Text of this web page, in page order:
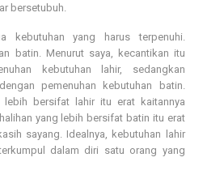
bersetubuh.
kebutuhan yang harus terpenuhi.
batin. Menurut saya, kecantikan itu
kebutuhan lahir, sedangkan
pemenuhan kebutuhan batin.
lebih bersifat lahir itu erat kaitannya
yang lebih bersifat batin itu erat
sayang. Idealnya, kebutuhan lahir
dalam diri satu orang yang